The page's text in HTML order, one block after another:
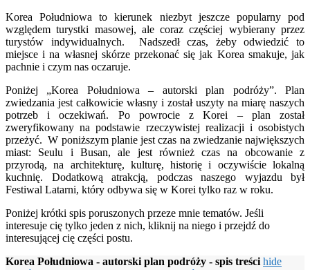
Korea Południowa to kierunek niezbyt jeszcze popularny pod
względem turystki masowej, ale coraz częściej wybierany przez
turystów indywidualnych. Nadszedł czas, żeby odwiedzić to
miejsce i na własnej skórze przekonać się jak Korea smakuje, jak
pachnie i czym nas oczaruje.
Poniżej „Korea Południowa – autorski plan podróży”. Plan
zwiedzania jest całkowicie własny i został uszyty na miarę naszych
potrzeb i oczekiwań. Po powrocie z Korei – plan został
zweryfikowany na podstawie rzeczywistej realizacji i osobistych
przeżyć. W poniższym planie jest czas na zwiedzanie największych
miast: Seulu i Busan, ale jest również czas na obcowanie z
przyrodą, na architekturę, kulturę, historię i oczywiście lokalną
kuchnię. Dodatkową atrakcją, podczas naszego wyjazdu był
Festiwal Latarni, który odbywa się w Korei tylko raz w roku.
Poniżej krótki spis poruszonych przeze mnie tematów. Jeśli
interesuje cię tylko jeden z nich, kliknij na niego i przejdź do
interesującej cię części postu.
Korea Południowa - autorski plan podróży - spis treści hide